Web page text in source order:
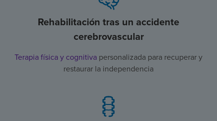
Rehabilitación tras un accidente
cerebrovascular
Terapia física y cognitiva personalizada para recuperar y
restaurar la independencia